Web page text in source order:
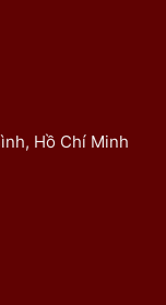
Hồ Chí Minh